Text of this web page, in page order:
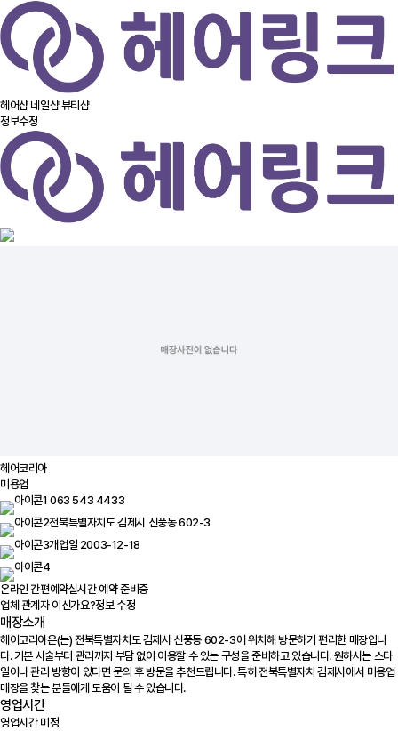
헤어샵 네일샵뷰티샵
정보수정
헤어코리아
미용업
063 543 4433
전북특별자치도 김제시 신풍동 602-3
개업일 2003-12-18
온라인 간편예약실시간 예약 준비중
업체 관계자 이신가요?정보 수정
매장소개
헤어코리아은(는) 전북특별자치도 김제시 신풍동 602-3에 위치해 방문하기 편리한 매장입니
다. 기본 시술부터 관리까지 부담 없이 이용할 수 있는 구성을 준비하고 있습니다. 원하시는 스타
일이나 관리 방향이 있다면 문의 후 방문을 추천드립니다. 특히 전북특별자치 김제시에서 미용업
매장을 찾는 분들에게 도움이 될 수 있습니다.
영업시간
영업시간 미정